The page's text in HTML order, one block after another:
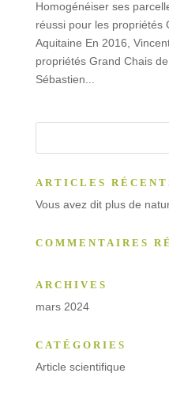
Homogénéiser ses
réussi pour les propriétés
Aquitaine En 2016,
propriétés Grand Chais
Sébastien...
ARTICLES
Vous avez dit plus de
COMMENTAIRES
ARCHIVES
mars 2024
CATÉGORIES
Article scientifique